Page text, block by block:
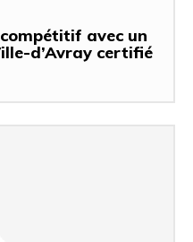
avec un
d’Avray certifié